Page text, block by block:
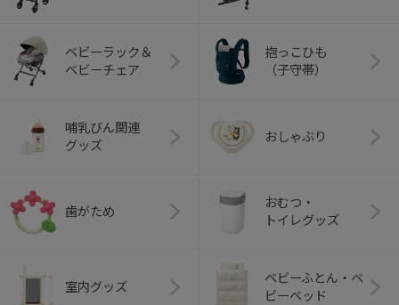
ベビーラック＆
ベビーチェア
抱っこひも
（子守帯）
哺乳びん関連
グッズ
おしゃぶり
歯がため
おむつ・
トイレグッズ
室内グッズ
ベビーふとん・ベ
ビーベッド